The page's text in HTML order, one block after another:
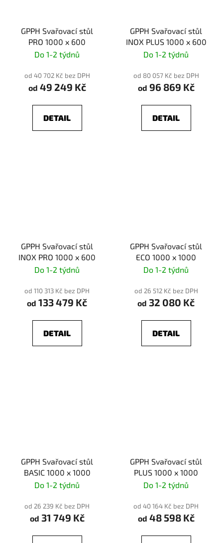
GPPH Svařovací stůl
PRO 1000 x 600
Do 1-2 týdnů
od 40 702 Kč bez DPH
od 49 249 Kč
DETAIL
GPPH Svařovací stůl
INOX PLUS 1000 x 600
Do 1-2 týdnů
od 80 057 Kč bez DPH
od 96 869 Kč
DETAIL
GPPH Svařovací stůl
INOX PRO 1000 x 600
Do 1-2 týdnů
od 110 313 Kč bez DPH
od 133 479 Kč
DETAIL
GPPH Svařovací stůl
ECO 1000 x 1000
Do 1-2 týdnů
od 26 512 Kč bez DPH
od 32 080 Kč
DETAIL
GPPH Svařovací stůl
BASIC 1000 x 1000
Do 1-2 týdnů
od 26 239 Kč bez DPH
od 31 749 Kč
GPPH Svařovací stůl
PLUS 1000 x 1000
Do 1-2 týdnů
od 40 164 Kč bez DPH
od 48 598 Kč